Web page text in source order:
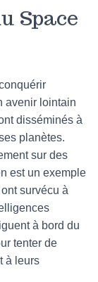
Space
avenir lointain
disséminés à
planètes.
sur des
est un exemple
survécu à
à bord du
tenter de
à leurs